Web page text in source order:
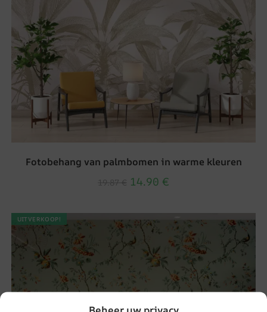
Fotobehang van palmbomen in warme kleuren
14.90 €
UITVERKOOP!